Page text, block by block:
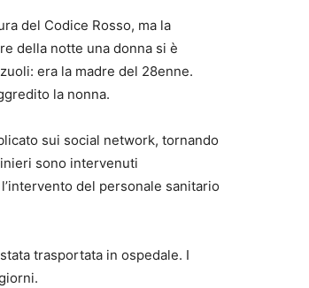
del Codice Rosso, ma la
della notte una donna si è
era la madre del 28enne.
la nonna.
sui social network, tornando
sono intervenuti
del personale sanitario
trasportata in ospedale. I